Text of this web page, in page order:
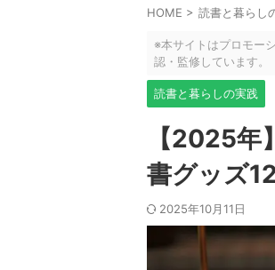
HOME > 読書と暮らし
※本サイトはプロモー
認・監修しています。
読書と暮らしの実践
【2025
書グッズ
2025年10月11日